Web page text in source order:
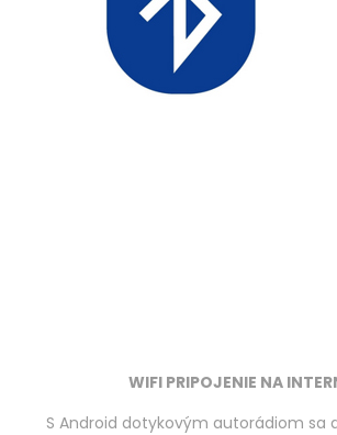
WIFI PRIPOJENIE NA
S Android dotykovým autorádiom sa